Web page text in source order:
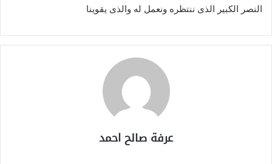
النصر الكبير الذى ننتظره ونعمل له والذى يقوينا
عرفة صالح احمد